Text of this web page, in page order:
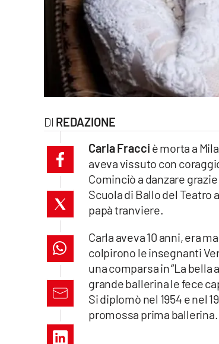
cosenzachannel.it
catanzarochannel.it
lacapitalenews.it
REDAZIONE
Carla Fracci è morta a
aveva vissuto con
Cominciò a danzare
Scuola di Ballo del Teatro
papà tranviere.
Carla aveva 10 anni, era
colpirono le insegnanti
una comparsa in “La bella
grande ballerina le fece
Si diplomò nel 1954 e nel
promossa prima ballerina.